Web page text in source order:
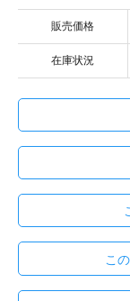
販売価格
在庫状況
こ